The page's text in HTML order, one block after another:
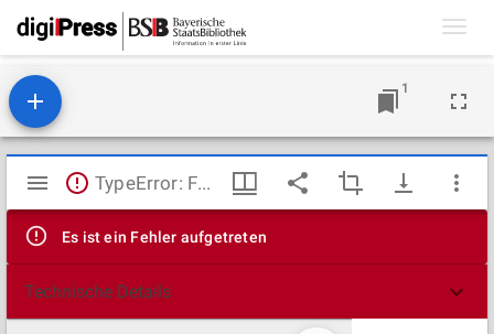
1
Mirador
Viewer
TypeError: Failed to fetch
Es ist ein Fehler aufgetreten
Technische Details